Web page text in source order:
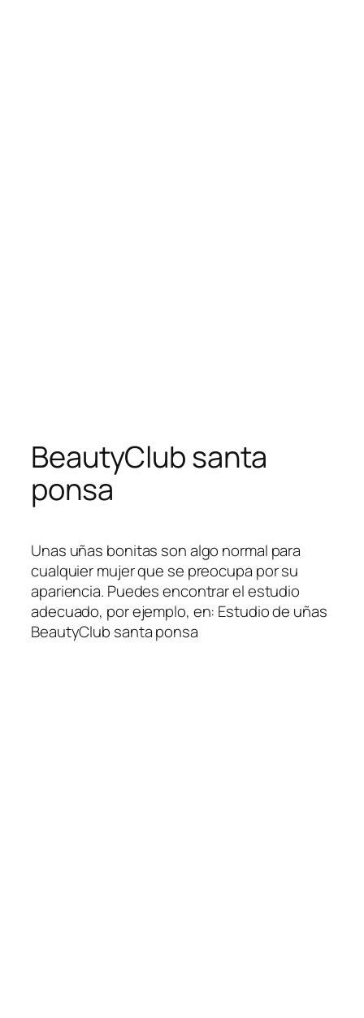
BeautyClub santa
ponsa
Unas uñas bonitas son algo normal para
cualquier mujer que se preocupa por su
apariencia. Puedes encontrar el estudio
adecuado, por ejemplo, en: Estudio de uñas
BeautyClub santa ponsa